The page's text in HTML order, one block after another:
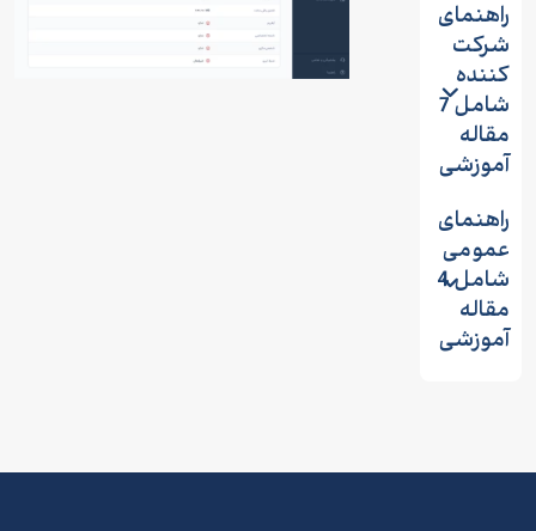
راهنمای
شرکت
کننده
شامل 7
مقاله
آموزشی
راهنمای
عمومی
شامل 4
مقاله
آموزشی